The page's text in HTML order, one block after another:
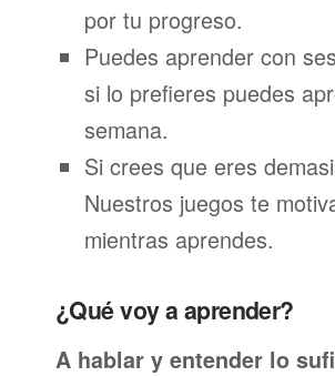
por tu progreso.
Puedes aprender con
si lo prefieres puedes
semana.
Si crees que eres
Nuestros juegos te
mientras aprendes.
¿Qué voy a aprender?
A hablar y entender lo